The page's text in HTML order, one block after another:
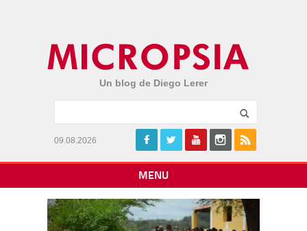
Un blog de Diego Lerer
09.08.2026
MENU